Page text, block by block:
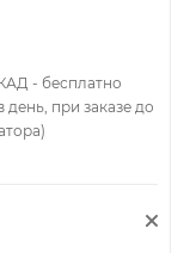
- бесплатно
при заказе до